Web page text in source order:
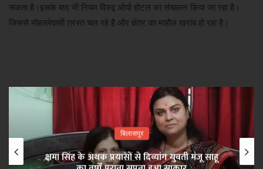
सकता है।इसके बाद भी नियम विरुद्व ओयो होटल का संचालन किया जा रहा है।
जिससे मोहल्लेवासी त्रस्त चल रहे है और क्षेत्र का माहौल खराब हो रहा है।
बिलासपुर
क्षमा सिंह के अथक प्रयासों से दिव्यांग युवती मंजू साहू